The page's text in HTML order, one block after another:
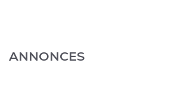
ANNONCES